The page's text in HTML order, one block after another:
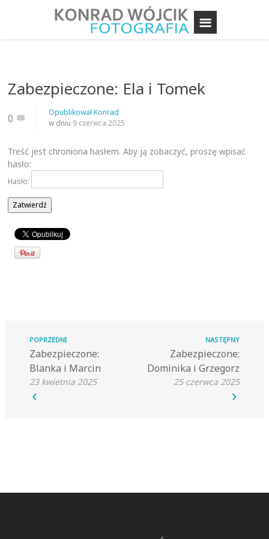
Zabezpieczone: Ela i Tomek
0 OpublikowałKonrad
w dniu 9 czerwca 2025
Treść jest chroniona hasłem. Aby ją zobaczyć, proszę wpisać
hasło:
Hasło:
POPRZEDNI
Zabezpieczone:
Blanka i Marcin
23 kwietnia 2025
NASTĘPNY
Zabezpieczone:
Dominika i Grzegorz
25 czerwca 2025